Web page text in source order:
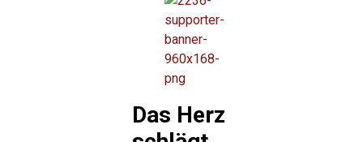
Das Herz